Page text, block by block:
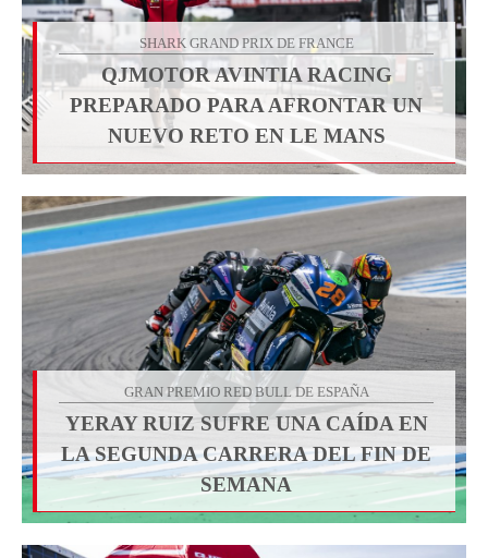
SHARK GRAND PRIX DE FRANCE
QJMOTOR AVINTIA RACING
PREPARADO PARA AFRONTAR UN
NUEVO RETO EN LE MANS
GRAN PREMIO RED BULL DE ESPAÑA
YERAY RUIZ SUFRE UNA CAÍDA EN
LA SEGUNDA CARRERA DEL FIN DE
SEMANA